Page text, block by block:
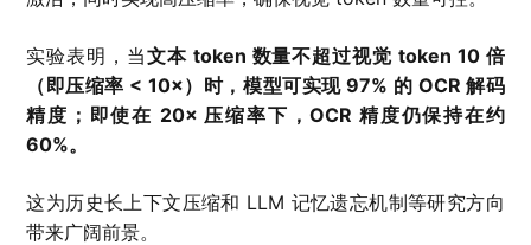
实验表明，当文本 token 数量不超过视觉 token 10 倍
（即压缩率 < 10×）时，模型可实现 97% 的 OCR 解码
精度；即使在 20× 压缩率下，OCR 精度仍保持在约
60%。
这为历史长上下文压缩和 LLM 记忆遗忘机制等研究方向
带来广阔前景。